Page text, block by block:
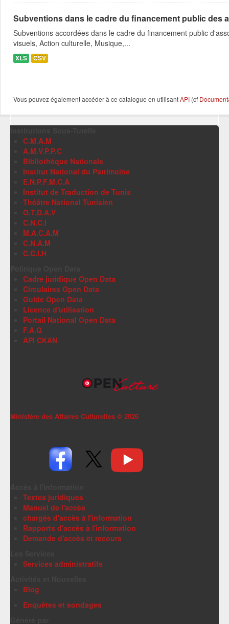
Subventions dans le cadre du financement public des
Subventions accordées dans le cadre du financement public
visuels, Action culturelle, Musique,...
XLS CSV
Vous pouvez également accéder à ce catalogue en utilisantAPI (cf
C.M.A.M
A.M.V.P.P.C
Bibliothèque Nationale
Institut National du Patrimoine
E.N.P.F.M.C.A
Institut de Traduction de Tunis
Théâtre National Tunisien
O.T.D.A.V
C.N.C.I
M.A.C.A.M
C.N.A.M
C.C.I.H
Cadre juridique Open Data
Circulaires Open Data
Guide Open Data
Licence d'utilisation
Portail National Open Data
F.A.Q
API CKAN
Ministère des Affaires Culturelles © 2026
Textes juridiques
Manuel de l'accès
chargés d'accès à l'information
Rapports d'accès à l'information
Demande d'accès et recours
Services administratifs
Blog
Enquêtes et sondages